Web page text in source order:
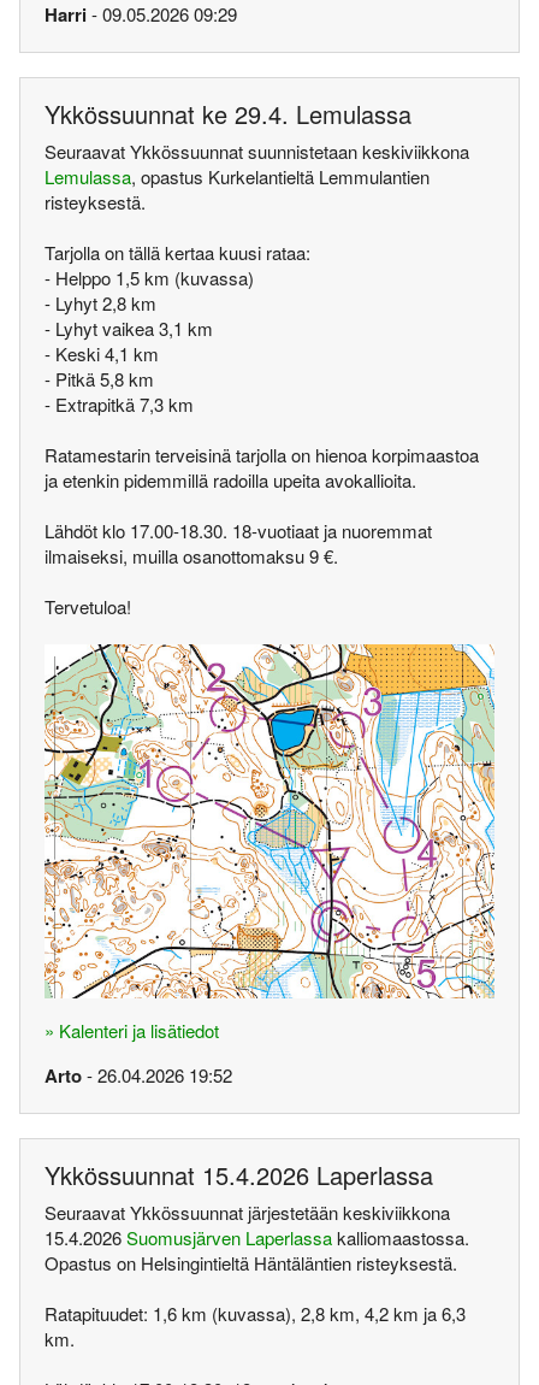
Harri- 09.05.2026 09:29
Ykkössuunnat ke 29.4. Lemulassa
Seuraavat Ykkössuunnat suunnistetaan keskiviikkona
Lemulassa, opastus Kurkelantieltä Lemmulantien
risteyksestä.
Tarjolla on tällä kertaa kuusi rataa:
- Helppo 1,5 km (kuvassa)
- Lyhyt 2,8 km
- Lyhyt vaikea 3,1 km
- Keski 4,1 km
- Pitkä 5,8 km
- Extrapitkä 7,3 km
Ratamestarin terveisinä tarjolla on hienoa korpimaastoa
ja etenkin pidemmillä radoilla upeita avokallioita.
Lähdöt klo 17.00-18.30. 18-vuotiaat ja nuoremmat
ilmaiseksi, muilla osanottomaksu 9 €.
Tervetuloa!
» Kalenteri ja lisätiedot
Arto- 26.04.2026 19:52
Ykkössuunnat 15.4.2026 Laperlassa
Seuraavat Ykkössuunnat järjestetään keskiviikkona
15.4.2026Suomusjärven Laperlassakalliomaastossa.
Opastus on Helsingintieltä Häntäläntien risteyksestä.
Ratapituudet: 1,6 km (kuvassa), 2,8 km, 4,2 km ja 6,3
km.